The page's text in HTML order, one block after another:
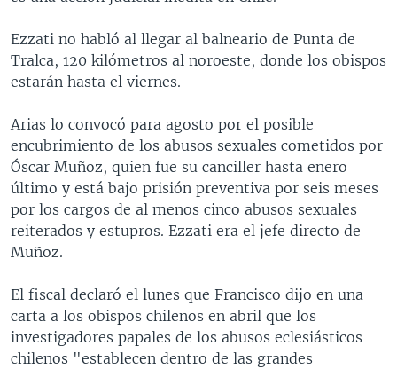
Ezzati no habló al llegar al balneario de Punta de
Tralca, 120 kilómetros al noroeste, donde los obispos
estarán hasta el viernes.
Arias lo convocó para agosto por el posible
encubrimiento de los abusos sexuales cometidos por
Óscar Muñoz, quien fue su canciller hasta enero
último y está bajo prisión preventiva por seis meses
por los cargos de al menos cinco abusos sexuales
reiterados y estupros. Ezzati era el jefe directo de
Muñoz.
El fiscal declaró el lunes que Francisco dijo en una
carta a los obispos chilenos en abril que los
investigadores papales de los abusos eclesiásticos
chilenos "establecen dentro de las grandes